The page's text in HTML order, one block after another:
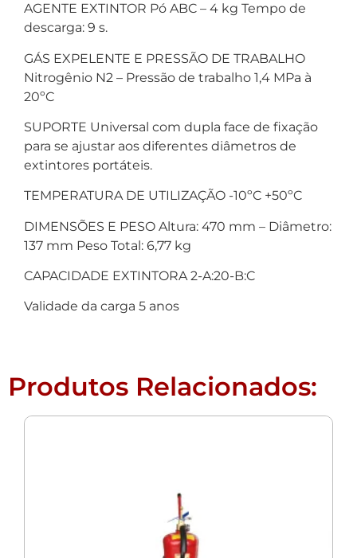
AGENTE EXTINTOR Pó ABC – 4 kg Tempo de
descarga: 9 s.
GÁS EXPELENTE E PRESSÃO DE TRABALHO
Nitrogênio N2 – Pressão de trabalho 1,4 MPa à
20ºC
SUPORTE Universal com dupla face de fixação
para se ajustar aos diferentes diâmetros de
extintores portáteis.
TEMPERATURA DE UTILIZAÇÃO -10ºC +50ºC
DIMENSÕES E PESO Altura: 470 mm – Diâmetro:
137 mm Peso Total: 6,77 kg
CAPACIDADE EXTINTORA 2-A:20-B:C
Validade da carga 5 anos
Produtos Relacionados: